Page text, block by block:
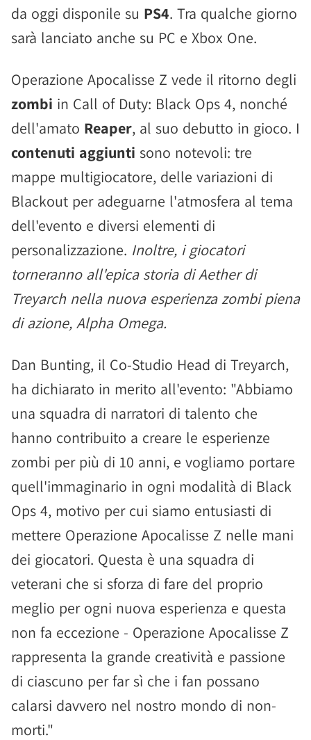
da oggi disponile su PS4. Tra qualche giorno
sarà lanciato anche su PC e Xbox One.
Operazione Apocalisse Z vede il ritorno degli
zombi in Call of Duty: Black Ops 4, nonché
dell'amato Reaper, al suo debutto in gioco. I
contenuti aggiunti sono notevoli: tre
mappe multigiocatore, delle variazioni di
Blackout per adeguarne l'atmosfera al tema
dell'evento e diversi elementi di
personalizzazione. Inoltre, i giocatori
torneranno all'epica storia di Aether di
Treyarch nella nuova esperienza zombi piena
di azione, Alpha Omega.
Dan Bunting, il Co-Studio Head di Treyarch,
ha dichiarato in merito all'evento: "Abbiamo
una squadra di narratori di talento che
hanno contribuito a creare le esperienze
zombi per più di 10 anni, e vogliamo portare
quell'immaginario in ogni modalità di Black
Ops 4, motivo per cui siamo entusiasti di
mettere Operazione Apocalisse Z nelle mani
dei giocatori. Questa è una squadra di
veterani che si sforza di fare del proprio
meglio per ogni nuova esperienza e questa
non fa eccezione - Operazione Apocalisse Z
rappresenta la grande creatività e passione
di ciascuno per far sì che i fan possano
calarsi davvero nel nostro mondo di non-
morti."